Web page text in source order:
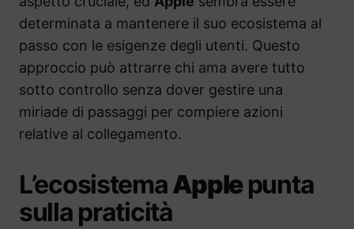
determinata a mantenere il suo ecosistema al
passo con le esigenze degli utenti. Questo
approccio può attrarre chi ama avere tutto
sotto controllo senza dover gestire una
miriade di passaggi per compiere azioni
relative al collegamento.
L’ecosistemaApplepunta
sulla praticità